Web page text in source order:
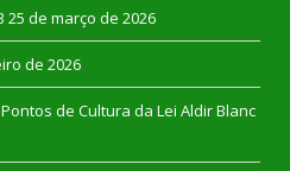
25 de março de 2026
de 2026
de Cultura da Lei Aldir Blanc